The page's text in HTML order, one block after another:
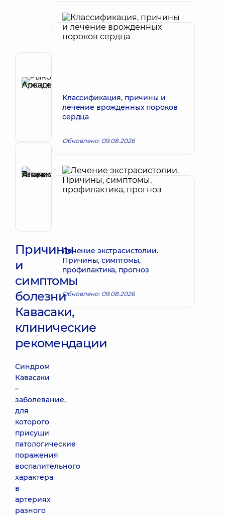
Алексей
Аркадьевич
Педиатр;
Запись к врачу
Рецензент
Аникеева
Татьяна
Владимировна
Запись к врачу
Причины
и
симптомы
болезни
Кавасаки,
клинические
рекомендации
Синдром
Кавасаки
–
заболевание,
для
которого
присущи
патологические
поражения
воспалительного
характера
в
артериях
разного
Классификация, причины и
лечение врожденных пороков
сердца
Обновлено: 09.08.2026
Лечение экстрасистолии.
Причины, симптомы,
профилактика, прогноз
Обновлено: 09.08.2026